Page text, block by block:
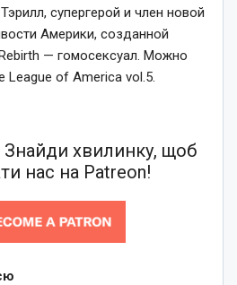
супергерой и член новой
Америки, созданной
— гомосексуал. Можно
League of America vol.5.
хвилинку, щоб
нас на Patreon!